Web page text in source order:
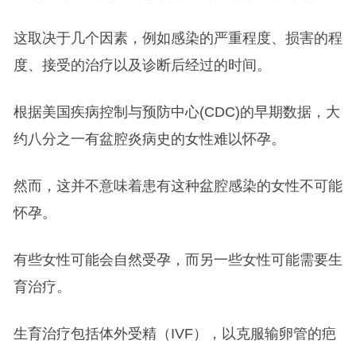
这取决于几个因素，例如感染的严重程度、损害的程
度、接受的治疗以及诊断后经过的时间。
根据美国疾病控制与预防中心(CDC)的早期数据，大
约八分之一有盆腔炎病史的女性难以怀孕。
然而，这并不意味着患有这种盆腔感染的女性不可能
怀孕。
有些女性可能会自然受孕，而另一些女性可能需要生
育治疗。
生育治疗包括体外受精（IVF），以克服输卵管的疤